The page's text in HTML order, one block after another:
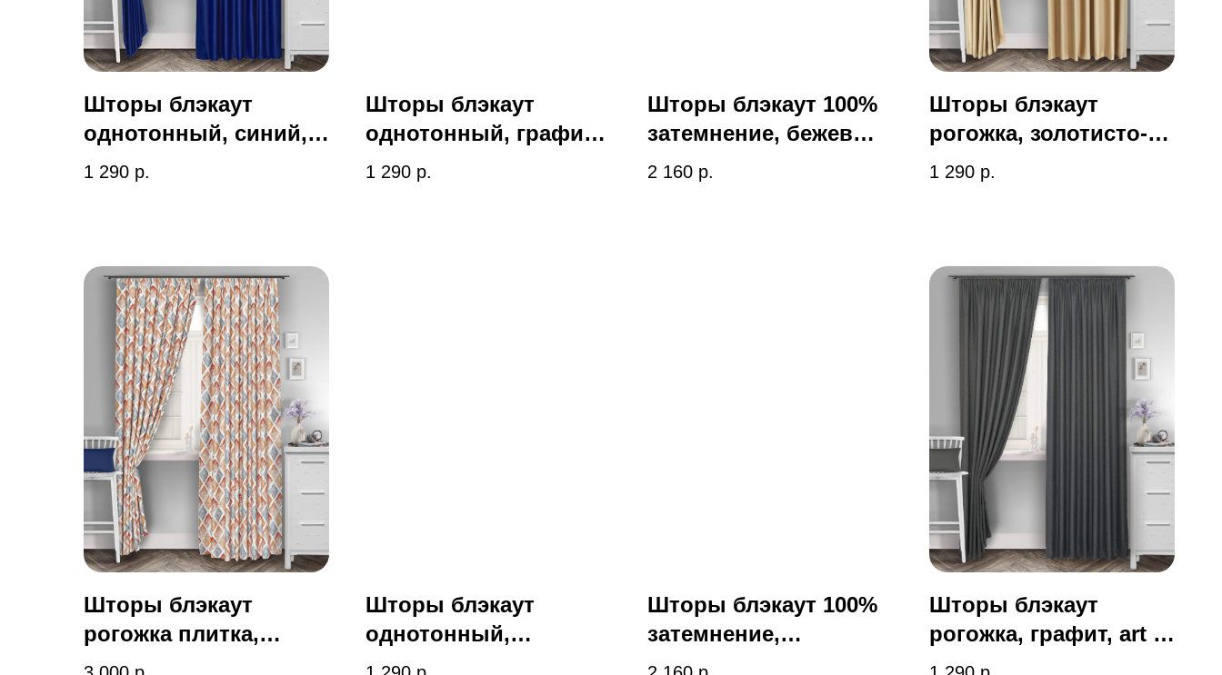
Шторы блэкаут
однотонный, синий,
art 2-034
1 290 р.
Шторы блэкаут
однотонный, графит,
art 2-024
1 290 р.
Шторы блэкаут 100%
затемнение, бежевый,
art 006
2 160 р.
Шторы блэкаут
рогожка, золотисто-
бежевый, art 2-052-02
1 290 р.
Шторы блэкаут
рогожка плитка,
оранжевый
Шторы блэкаут
однотонный,
оливковый, atr 2-042
Шторы блэкаут 100%
затемнение,
графитовый, art 009
Шторы блэкаут
рогожка, графит, art 2-
024-02